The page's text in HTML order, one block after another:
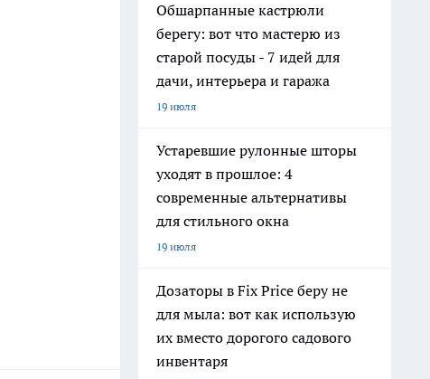
Обшарпанные кастрюли
берегу: вот что мастерю из
старой посуды - 7 идей для
дачи, интерьера и гаража
19 июля
Устаревшие рулонные шторы
уходят в прошлое: 4
современные альтернативы
для стильного окна
19 июля
Дозаторы в Fix Price беру не
для мыла: вот как использую
их вместо дорогого садового
инвентаря